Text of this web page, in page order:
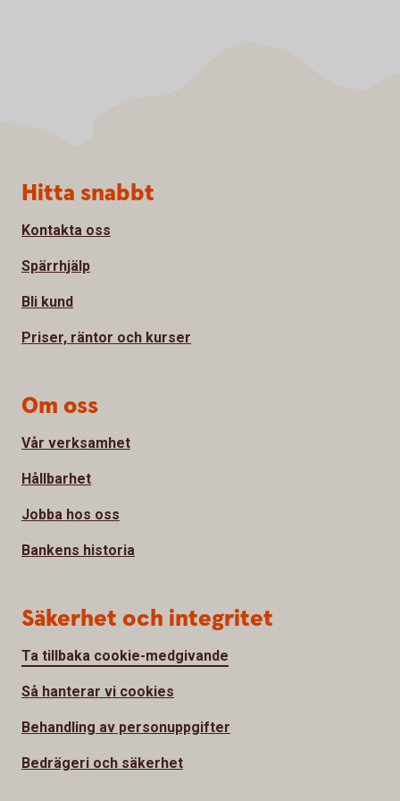
Sidfot
Hitta snabbt
Kontakta oss
Spärrhjälp
Bli kund
Priser, räntor och kurser
Om oss
Vår verksamhet
Hållbarhet
Jobba hos oss
Bankens historia
Säkerhet och integritet
Ta tillbaka cookie-medgivande
Så hanterar vi cookies
Behandling av personuppgifter
Bedrägeri och säkerhet